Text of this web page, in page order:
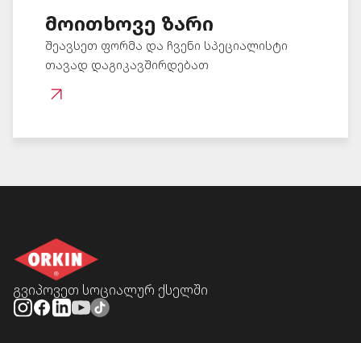
მოითხოვე ზარი
შეავსეთ ფორმა და ჩვენი სპეციალისტი
თავად დაგიკავშირდებათ
გვიპოვეთ სოციალურ ქსელში